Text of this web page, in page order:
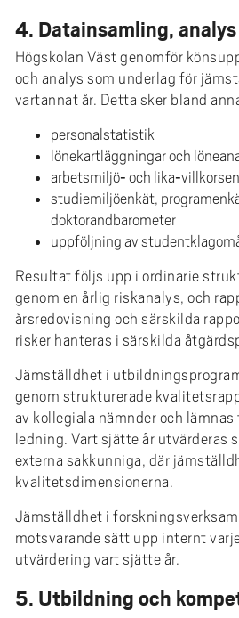
4. Datainsamling,
Högskolan Väst genomför
och analys som underlag för
vartannat år. Detta sker bland
personalstatistik
lönekartläggningar och
arbetsmiljö‑ och
studiemiljöenkät,
doktorandbarometer
uppföljning av
Resultat följs upp i ordinarie
genom en årlig riskanalys, och
årsredovisning och särskilda
risker hanteras i särskilda
Jämställdhet i
genom strukturerade
av kollegiala nämnder och
ledning. Vart sjätte år utvärderas
externa sakkunniga, där
kvalitetsdimensionerna.
Jämställdhet i
motsvarande sätt upp internt
utvärdering vart sjätte år.
5. Utbildning och